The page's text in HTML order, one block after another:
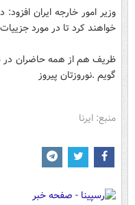
وزیر امور خارجه ایران
خواهند کرد تا در مورد
ظریف هم از همه حاضران در
گویم .نوروزتان پیروز
منبع: ایرنا